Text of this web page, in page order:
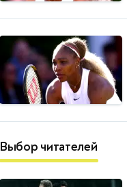
Выбор читателей